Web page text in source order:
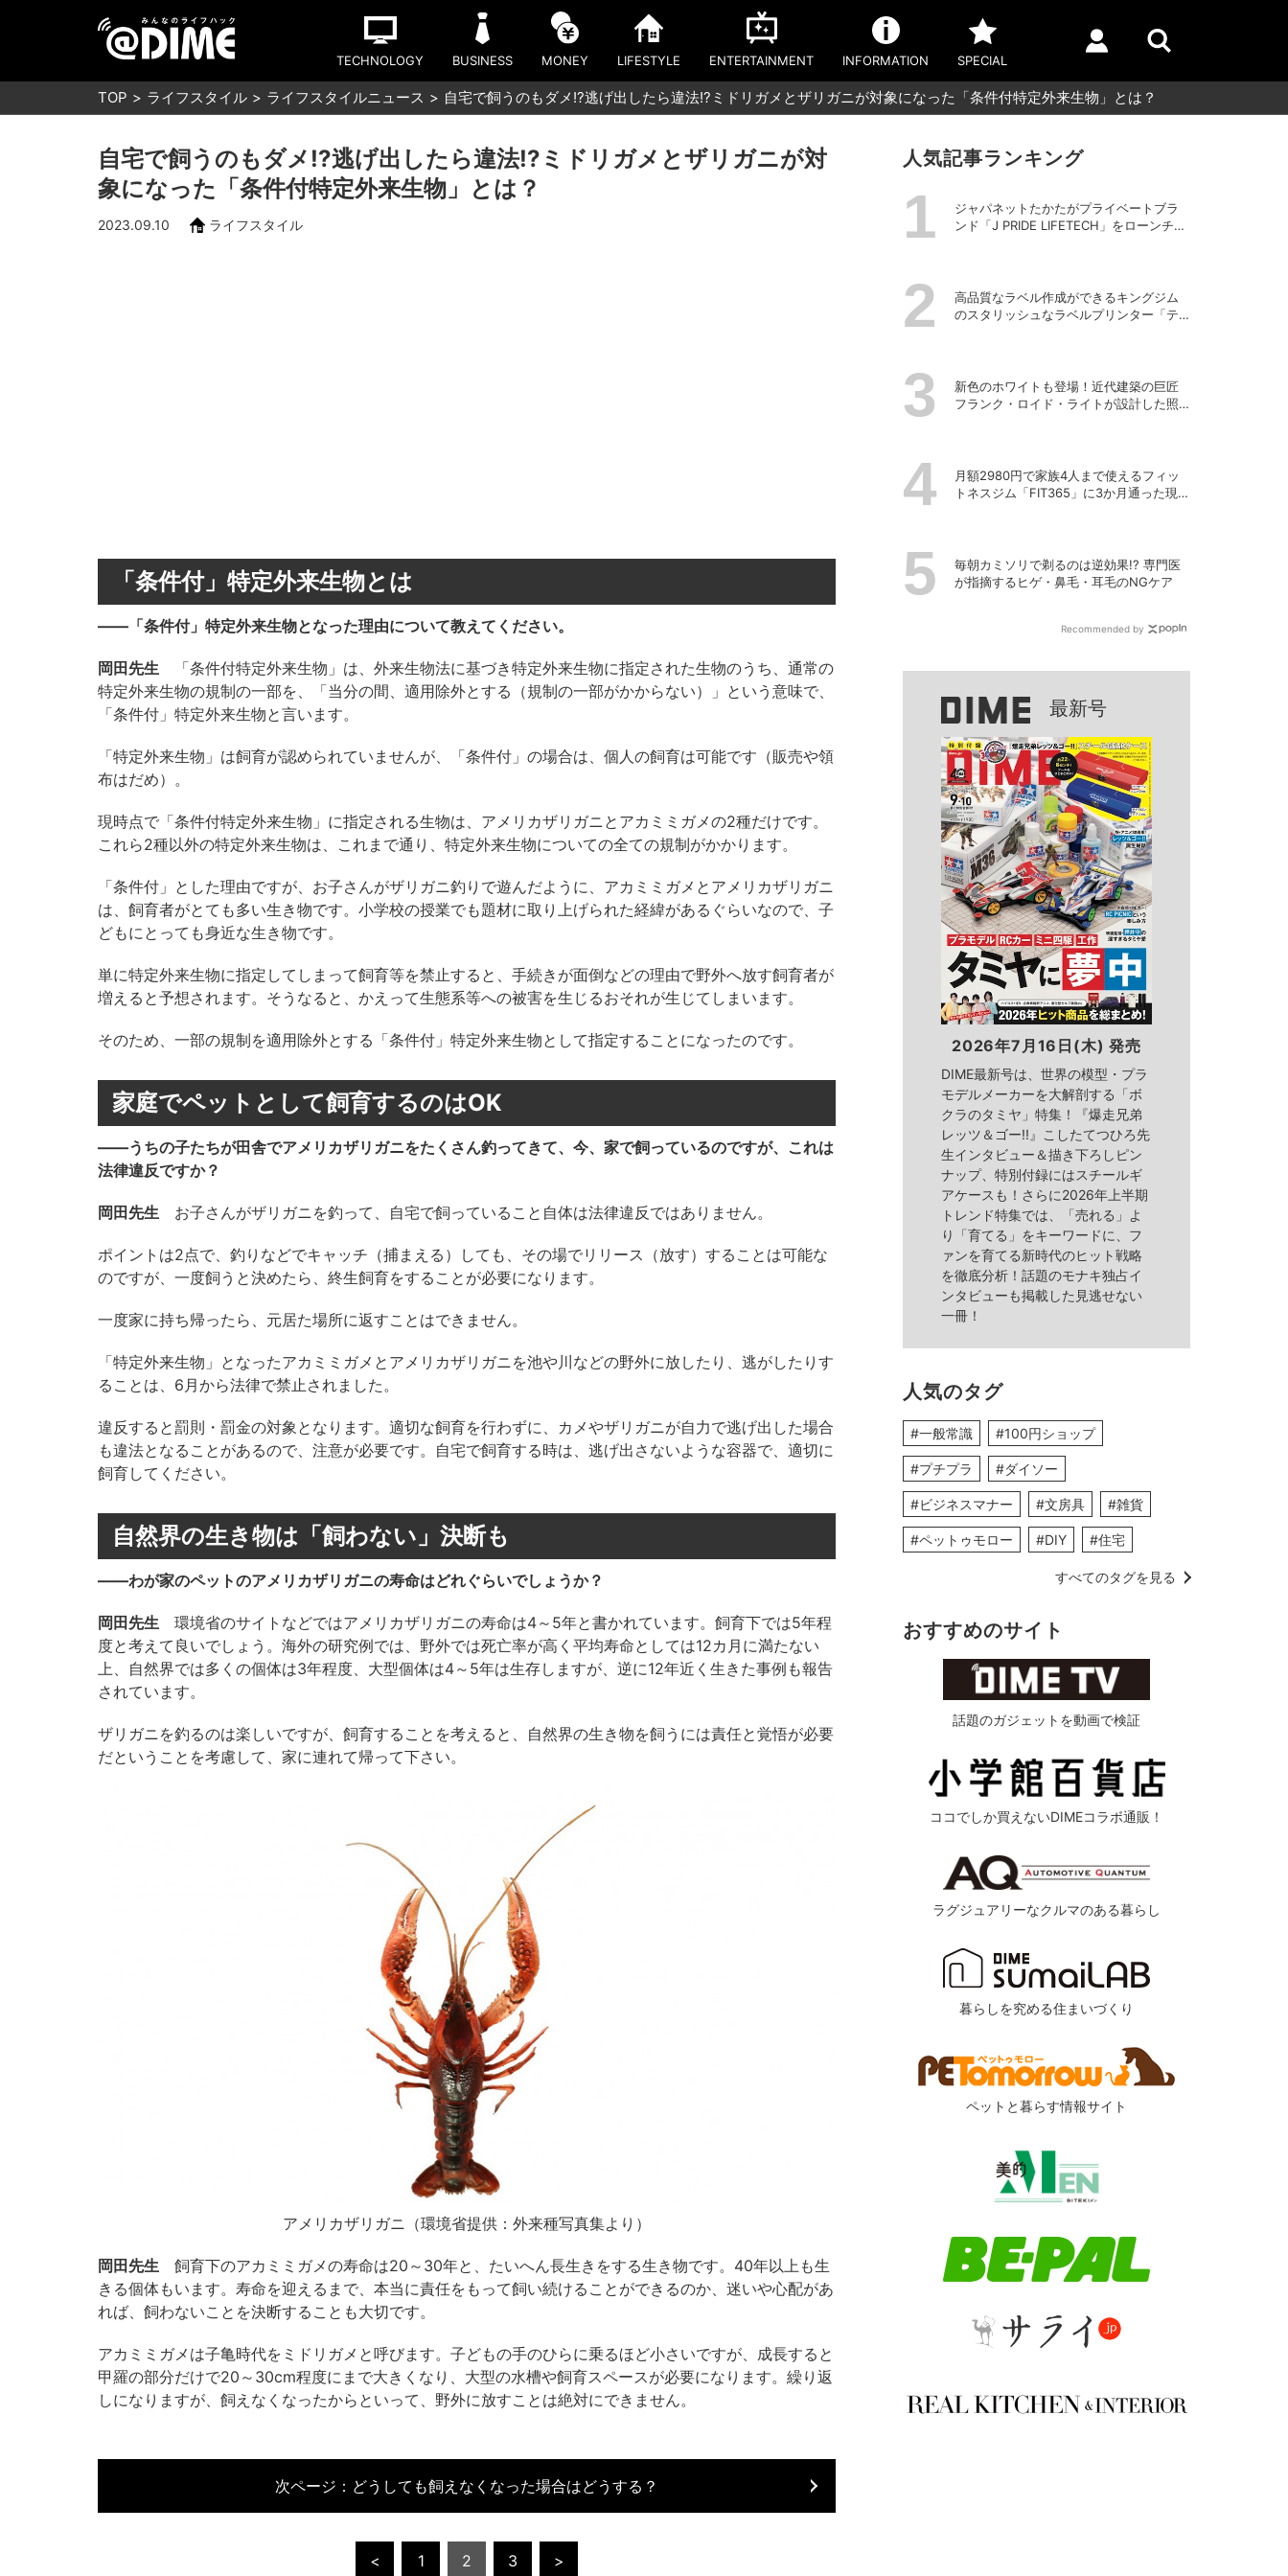
TECHNOLOGY BUSINESS MONEY LIFESTYLE ENTERTAINMENT INFORMATION SPECIAL
TOP ライフスタイル ライフスタイルニュース 自宅で飼うのもダメ!?逃げ出したら違法!?ミドリガメとザリガニが対象になった「条件付特定外来生物」とは？
自宅で飼うのもダメ!?逃げ出したら違法!?ミドリガメとザリガニが対
象になった「条件付特定外来生物」とは？
2023.09.10 ライフスタイル
「条件付」特定外来生物とは
――「条件付」特定外来生物となった理由について教えてください。
岡田先生 「条件付特定外来生物」は、外来生物法に基づき特定外来生物に指定された生物のうち、通常の
特定外来生物の規制の一部を、「当分の間、適用除外とする（規制の一部がかからない）」という意味で、
「条件付」特定外来生物と言います。
「特定外来生物」は飼育が認められていませんが、「条件付」の場合は、個人の飼育は可能です（販売や領
布はだめ）。
現時点で「条件付特定外来生物」に指定される生物は、アメリカザリガニとアカミミガメの2種だけです。
これら2種以外の特定外来生物は、これまで通り、特定外来生物についての全ての規制がかかります。
「条件付」とした理由ですが、お子さんがザリガニ釣りで遊んだように、アカミミガメとアメリカザリガニ
は、飼育者がとても多い生き物です。小学校の授業でも題材に取り上げられた経緯があるぐらいなので、子
どもにとっても身近な生き物です。
単に特定外来生物に指定してしまって飼育等を禁止すると、手続きが面倒などの理由で野外へ放す飼育者が
増えると予想されます。そうなると、かえって生態系等への被害を生じるおそれが生じてしまいます。
そのため、一部の規制を適用除外とする「条件付」特定外来生物として指定することになったのです。
家庭でペットとして飼育するのはOK
――うちの子たちが田舎でアメリカザリガニをたくさん釣ってきて、今、家で飼っているのですが、これは
法律違反ですか？
岡田先生 お子さんがザリガニを釣って、自宅で飼っていること自体は法律違反ではありません。
ポイントは2点で、釣りなどでキャッチ（捕まえる）しても、その場でリリース（放す）することは可能な
のですが、一度飼うと決めたら、終生飼育をすることが必要になります。
一度家に持ち帰ったら、元居た場所に返すことはできません。
「特定外来生物」となったアカミミガメとアメリカザリガニを池や川などの野外に放したり、逃がしたりす
ることは、6月から法律で禁止されました。
違反すると罰則・罰金の対象となります。適切な飼育を行わずに、カメやザリガニが自力で逃げ出した場合
も違法となることがあるので、注意が必要です。自宅で飼育する時は、逃げ出さないような容器で、適切に
飼育してください。
自然界の生き物は「飼わない」決断も
――わが家のペットのアメリカザリガニの寿命はどれぐらいでしょうか？
岡田先生 環境省のサイトなどではアメリカザリガニの寿命は4～5年と書かれています。飼育下では5年程
度と考えて良いでしょう。海外の研究例では、野外では死亡率が高く平均寿命としては12カ月に満たない
上、自然界では多くの個体は3年程度、大型個体は4～5年は生存しますが、逆に12年近く生きた事例も報告
されています。
ザリガニを釣るのは楽しいですが、飼育することを考えると、自然界の生き物を飼うには責任と覚悟が必要
だということを考慮して、家に連れて帰って下さい。
アメリカザリガニ（環境省提供：外来種写真集より）
岡田先生 飼育下のアカミミガメの寿命は20～30年と、たいへん長生きをする生き物です。40年以上も生
きる個体もいます。寿命を迎えるまで、本当に責任をもって飼い続けることができるのか、迷いや心配があ
れば、飼わないことを決断することも大切です。
アカミミガメは子亀時代をミドリガメと呼びます。子どもの手のひらに乗るほど小さいですが、成長すると
甲羅の部分だけで20～30cm程度にまで大きくなり、大型の水槽や飼育スペースが必要になります。繰り返
しになりますが、飼えなくなったからといって、野外に放すことは絶対にできません。
次ページ： どうしても飼えなくなった場合はどうする？
< 1 2 3 >
人気記事ランキング
ジャパネットたかたがプライベートブラ
ンド「J PRIDE LIFETECH」をローンチ、
高品質なラベル作成ができるキングジム
のスタリッシュなラベルプリンター「テ
新色のホワイトも登場！近代建築の巨匠
フランク・ロイド・ライトが設計した照
月額2980円で家族4人まで使えるフィッ
トネスジム「FIT365」に3か月通った現在
毎朝カミソリで剃るのは逆効果!? 専門医
が指摘するヒゲ・鼻毛・耳毛のNGケア
Recommended by
最新号
2026年7月16日(木) 発売
DIME最新号は、世界の模型・プラ
モデルメーカーを大解剖する「ボ
クラのタミヤ」特集！『爆走兄弟
レッツ＆ゴー!!』こしたてつひろ先
生インタビュー＆描き下ろしピン
ナップ、特別付録にはスチールギ
アケースも！さらに2026年上半期
トレンド特集では、「売れる」よ
り「育てる」をキーワードに、フ
ァンを育てる新時代のヒット戦略
を徹底分析！話題のモナキ独占イ
ンタビューも掲載した見逃せない
一冊！
人気のタグ
#一般常識 #100円ショップ
#プチプラ #ダイソー
#ビジネスマナー #文房具 #雑貨
#ペットゥモロー #DIY #住宅
すべてのタグを見る
おすすめのサイト
話題のガジェットを動画で検証
ココでしか買えないDIMEコラボ通販！
ラグジュアリーなクルマのある暮らし
暮らしを究める住まいづくり
ペットと暮らす情報サイト